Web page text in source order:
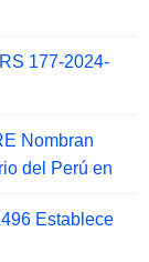
177-2024-
Nombran
del Perú en
Establece